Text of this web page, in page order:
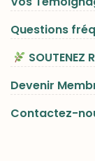
Questions
SOUTENEZ
Devenir
Contactez-